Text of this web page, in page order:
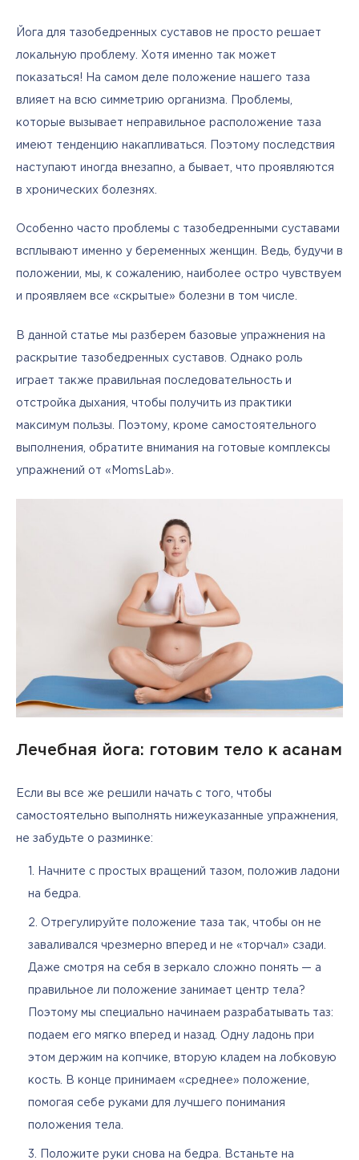
Йога для тазобедренных суставов не просто решает
локальную проблему. Хотя именно так может
показаться! На самом деле положение нашего таза
влияет на всю симметрию организма. Проблемы,
которые вызывает неправильное расположение таза
имеют тенденцию накапливаться. Поэтому последствия
наступают иногда внезапно, а бывает, что проявляются
в хронических болезнях.
Особенно часто проблемы с тазобедренными суставами
всплывают именно у беременных женщин. Ведь, будучи в
положении, мы, к сожалению, наиболее остро чувствуем
и проявляем все «скрытые» болезни в том числе.
В данной статье мы разберем базовые упражнения на
раскрытие тазобедренных суставов. Однако роль
играет также правильная последовательность и
отстройка дыхания, чтобы получить из практики
максимум пользы. Поэтому, кроме самостоятельного
выполнения, обратите внимания на готовые комплексы
упражнений от «MomsLab».
Лечебная йога: готовим тело к асанам
Если вы все же решили начать с того, чтобы
самостоятельно выполнять нижеуказанные упражнения,
не забудьте о разминке:
Начните с простых вращений тазом, положив ладони
на бедра.
Отрегулируйте положение таза так, чтобы он не
заваливался чрезмерно вперед и не «торчал» сзади.
Даже смотря на себя в зеркало сложно понять — а
правильное ли положение занимает центр тела?
Поэтому мы специально начинаем разрабатывать таз:
подаем его мягко вперед и назад. Одну ладонь при
этом держим на копчике, вторую кладем на лобковую
кость. В конце принимаем «среднее» положение,
помогая себе руками для лучшего понимания
положения тела.
Положите руки снова на бедра. Встаньте на